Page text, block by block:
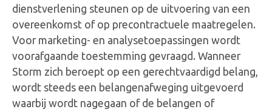
dienstverlening steunen op de uitvoering van een
overeenkomst of op precontractuele maatregelen.
Voor marketing- en analysetoepassingen wordt
voorafgaande toestemming gevraagd. Wanneer
Storm zich beroept op een gerechtvaardigd belang,
wordt steeds een belangenafweging uitgevoerd
waarbij wordt nagegaan of de belangen of